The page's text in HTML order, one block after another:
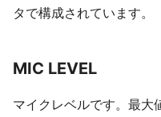
タで構成されています。
MIC LEVEL
マイクレベルです。最